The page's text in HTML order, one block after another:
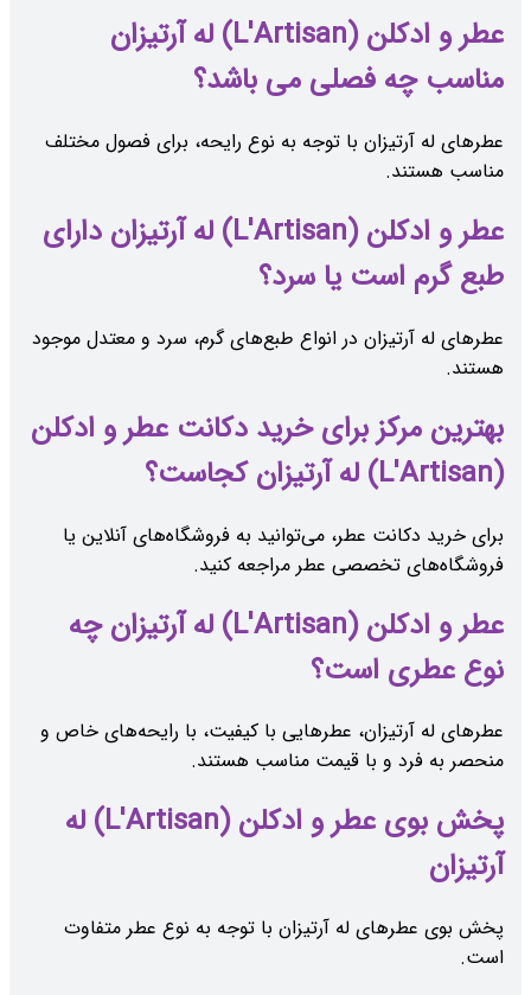
عطر و ادکلن (L'Artisan) له آرتیزان
مناسب چه فصلی می باشد؟
عطرهای له آرتیزان با توجه به نوع رایحه، برای فصول مختلف
مناسب هستند.
عطر و ادکلن (L'Artisan) له آرتیزان دارای
طبع گرم است یا سرد؟
عطرهای له آرتیزان در انواع طبع‌های گرم، سرد و معتدل موجود
هستند.
بهترین مرکز برای خرید دکانت عطر و ادکلن
(L'Artisan) له آرتیزان کجاست؟
برای خرید دکانت عطر، می‌توانید به فروشگاه‌های آنلاین یا
فروشگاه‌های تخصصی عطر مراجعه کنید.
عطر و ادکلن (L'Artisan) له آرتیزان چه
نوع عطری است؟
عطرهای له آرتیزان، عطرهایی با کیفیت، با رایحه‌های خاص و
منحصر به فرد و با قیمت مناسب هستند.
پخش بوی عطر و ادکلن (L'Artisan) له
آرتیزان
پخش بوی عطرهای له آرتیزان با توجه به نوع عطر متفاوت
است.